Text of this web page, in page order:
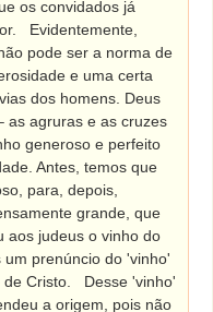
os convidados já
Evidentemente,
pode ser a norma de
e uma certa
dos homens. Deus
as agruras e as cruzes
generoso e perfeito
Antes, temos que
para, depois,
grande, que
aos judeus o vinho do
prenúncio do 'vinho'
Cristo.
Desse 'vinho'
a origem, pois não